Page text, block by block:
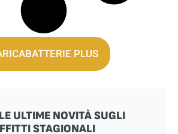
PLUS
ULTIME NOVITÀ SUGLI
STAGIONALI